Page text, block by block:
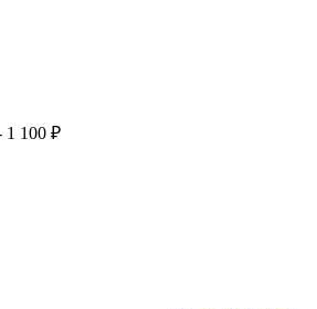
1 100 ₽